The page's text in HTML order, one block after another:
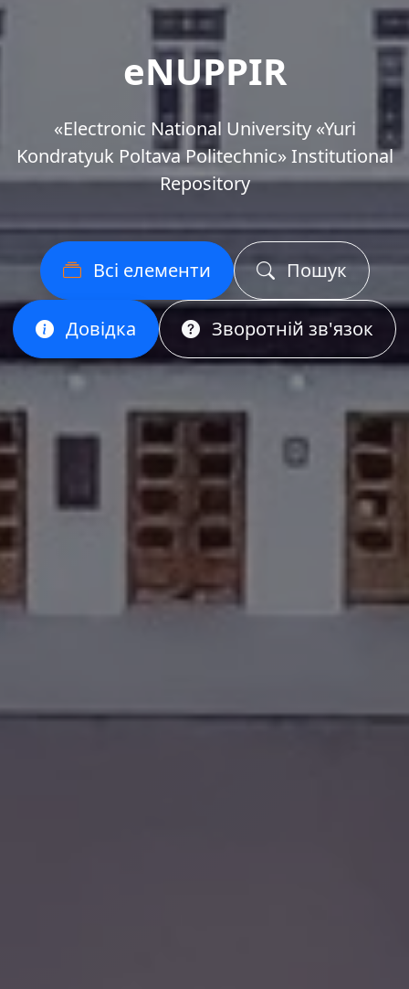
eNUPPIR
«Еlectronic National University «Yuri
Kondratyuk Poltava Politechnic» Institutional
Repository
Всі елементи Пошук
Довідка Зворотній зв'язок